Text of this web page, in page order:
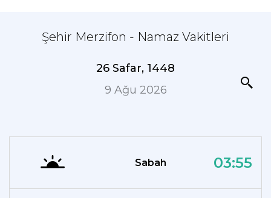
Şehir Merzifon - Namaz Vakitleri
26 Safar, 1448
9 Ağu 2026
Sabah 03:55